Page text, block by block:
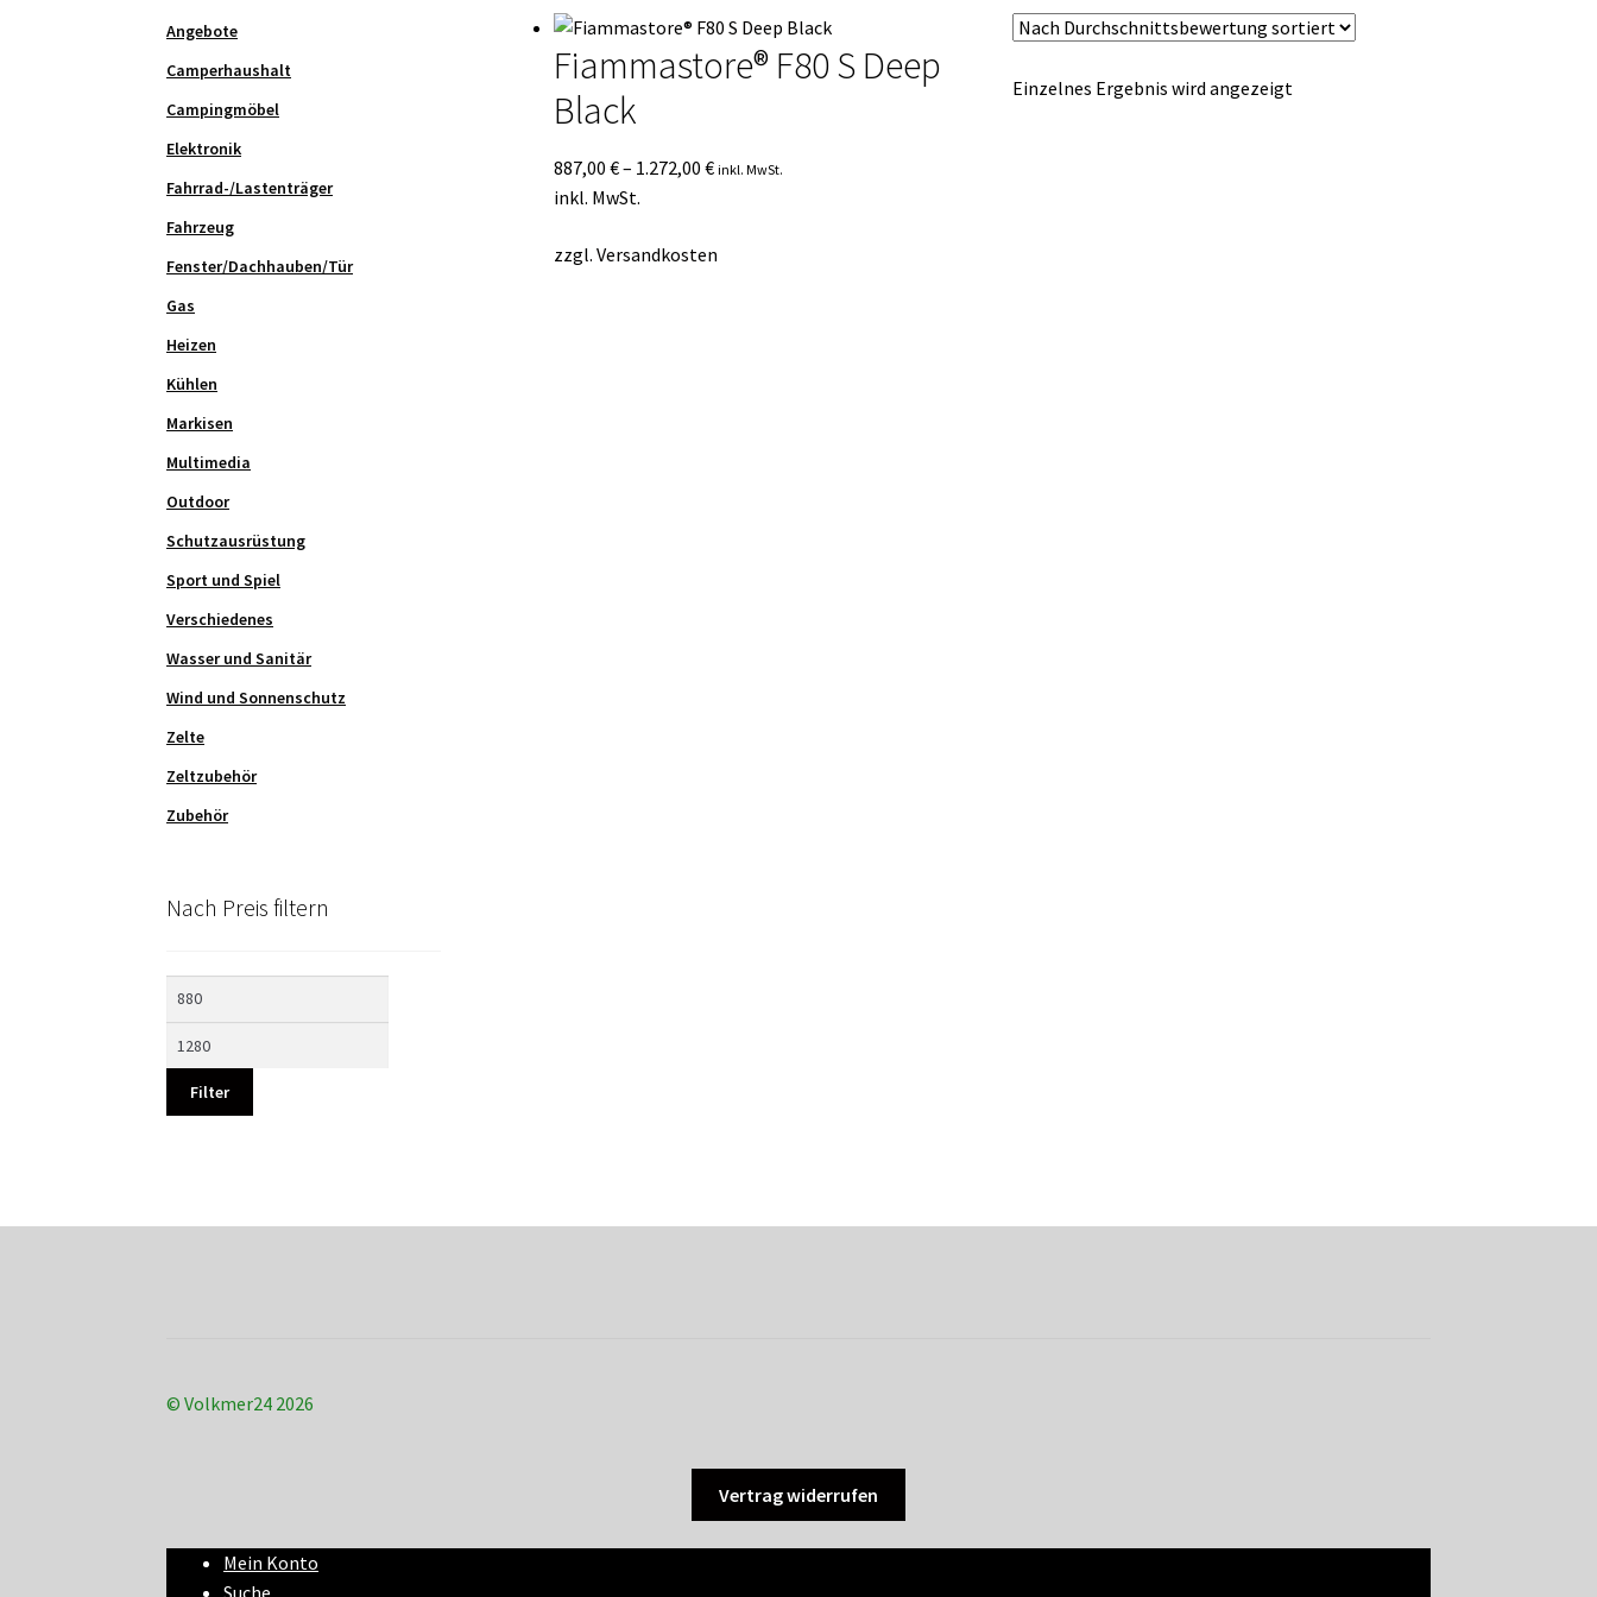
Fiammastore® F80 S Deep
Black
887,00 €– 1.272,00 € inkl. MwSt.
inkl. MwSt.
zzgl. Versandkosten
Einzelnes Ergebnis wird angezeigt
Angebote
Camperhaushalt
Campingmöbel
Elektronik
Fahrrad-/Lastenträger
Fahrzeug
Fenster/Dachhauben/Tür
Gas
Heizen
Kühlen
Markisen
Multimedia
Outdoor
Schutzausrüstung
Sport und Spiel
Verschiedenes
Wasser und Sanitär
Wind und Sonnenschutz
Zelte
Zeltzubehör
Zubehör
Nach Preis filtern
Filter
© Volkmer24 2026
Vertrag widerrufen
Mein Konto